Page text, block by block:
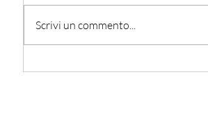
Scrivi un commento...